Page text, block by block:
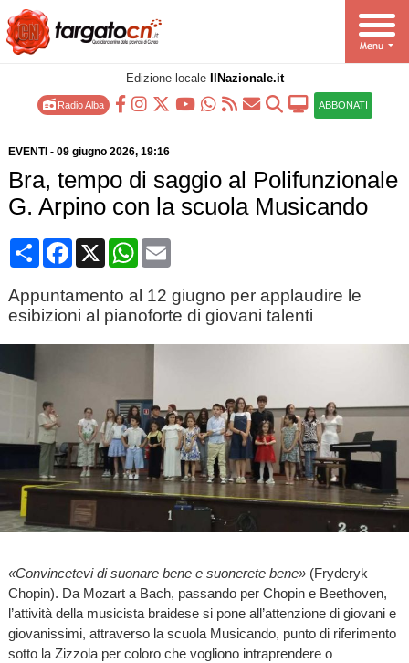
Edizione locale IlNazionale.it
Radio Alba ABBONATI
EVENTI - 09 giugno 2026, 19:16
Bra, tempo di saggio al Polifunzionale
G. Arpino con la scuola Musicando
CondividiFacebook
X WhatsApp
Email
Appuntamento al 12 giugno per applaudire le
esibizioni al pianoforte di giovani talenti
«Convincetevi di suonare bene e suonerete bene»(Fryderyk
Chopin). Da Mozart a Bach, passando per Chopin e Beethoven,
l’attività della musicista braidese si pone all’attenzione di giovani e
giovanissimi, attraverso la scuola Musicando, punto di riferimento
sotto la Zizzola per coloro che vogliono intraprendere o